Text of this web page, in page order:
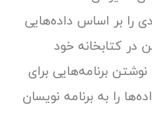
را بر اساس داده‌هایی
کتابخانه‌ خود
برنامه‌هایی برای
را به برنامه نویسان